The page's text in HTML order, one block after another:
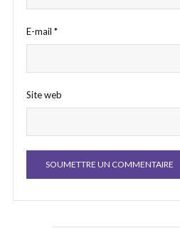
E-mail *
Site web